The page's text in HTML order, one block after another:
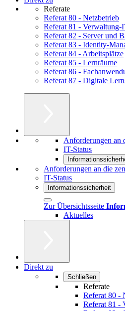
Referate
Referat 80 - Netzbetrieb
Referat 81 - Verwaltung-
Referat 82 - Server und
Referat 83 - Identity-
Referat 84 - Arbeitsplätze
Referat 85 - Lernräume
Referat 86 -
Referat 87 - Digitale
Anforderungen an
IT-Status
Anforderungen an die
IT-Status
Informationssicherheit
Zur Übersichtsseite
Aktuelles
Direkt zu
Schließen
Referate
Referat 80 -
Referat 81 -